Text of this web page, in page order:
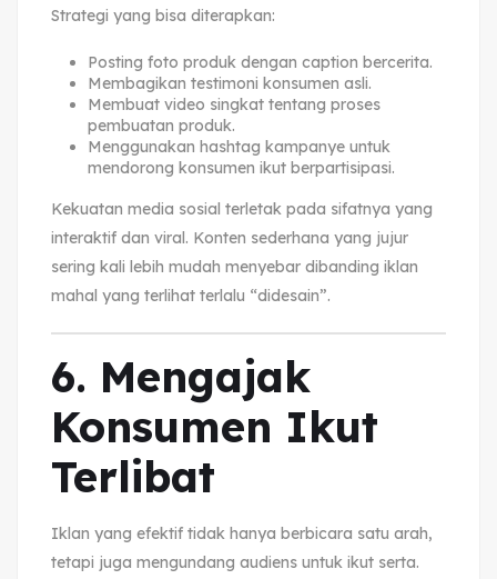
Strategi yang bisa diterapkan:
Posting foto produk dengan caption bercerita.
Membagikan testimoni konsumen asli.
Membuat video singkat tentang proses
pembuatan produk.
Menggunakan hashtag kampanye untuk
mendorong konsumen ikut berpartisipasi.
Kekuatan media sosial terletak pada sifatnya yang
interaktif dan viral. Konten sederhana yang jujur
sering kali lebih mudah menyebar dibanding iklan
mahal yang terlihat terlalu “didesain”.
6. Mengajak
Konsumen Ikut
Terlibat
Iklan yang efektif tidak hanya berbicara satu arah,
tetapi juga mengundang audiens untuk ikut serta.